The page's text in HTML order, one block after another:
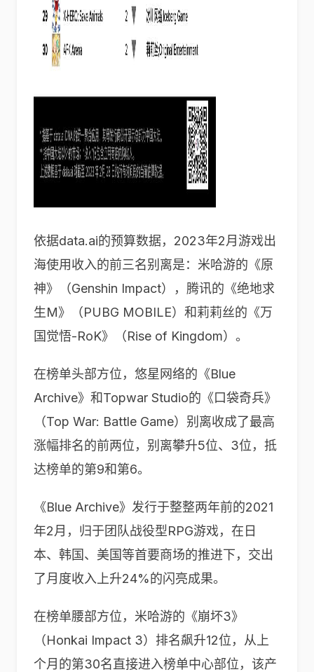
依据data.ai的预算数据，2023年2月游戏出
海使用收入的前三名别离是：米哈游的《原
神》（Genshin Impact），腾讯的《绝地求
生M》（PUBG MOBILE）和莉莉丝的《万
国觉悟-RoK》（Rise of Kingdom）。
在榜单头部方位，悠星网络的《Blue
Archive》和Topwar Studio的《口袋奇兵》
（Top War: Battle Game）别离收成了最高
涨幅排名的前两位，别离攀升5位、3位，抵
达榜单的第9和第6。
《Blue Archive》发行于整整两年前的2021
年2月，归于团队战役型RPG游戏，在日
本、韩国、美国等首要商场的推进下，交出
了月度收入上升24%的闪亮成果。
在榜单腰部方位，米哈游的《崩坏3》
（Honkai Impact 3）排名飙升12位，从上
个月的第30名直接进入榜单中心部位，该产